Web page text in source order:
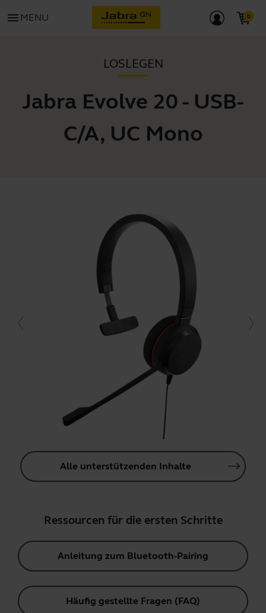
menu MENU
LOSLEGEN
Jabra Evolve 20 - USB-
C/A, UC Mono
Alle unterstützenden Inhalte
Ressourcen für die ersten Schritte
Anleitung zum Bluetooth-Pairing
Häufig gestellte Fragen (FAQ)